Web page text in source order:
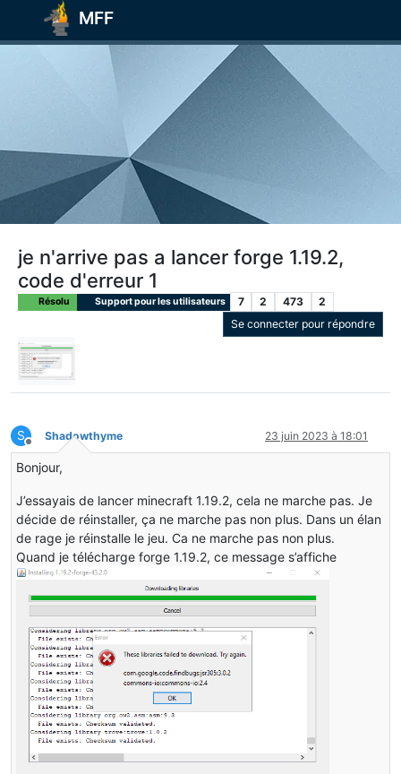
MFF
je n'arrive pas a lancer forge 1.19.2,
code d'erreur 1
Résolu Support pour les utilisateurs 7 2 473
2
Se connecter pour répondre
S
Hors-ligne
Shadowthyme 23 juin 2023 à 18:01
Bonjour,
J’essayais de lancer minecraft 1.19.2, cela ne marche pas. Je
décide de réinstaller, ça ne marche pas non plus. Dans un élan
de rage je réinstalle le jeu. Ca ne marche pas non plus.
Quand je télécharge forge 1.19.2, ce message s’affiche